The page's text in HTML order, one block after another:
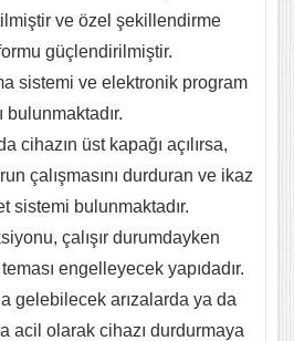
ve özel şekillendirme
güçlendirilmiştir.
sistemi ve elektronik program
bulunmaktadır.
cihazın üst kapağı açılırsa,
çalışmasını durduran ve ikaz
sistemi bulunmaktadır.
çalışır durumdayken
engelleyecek yapıdadır.
gelebilecek arızalarda ya da
acil olarak cihazı durdurmaya